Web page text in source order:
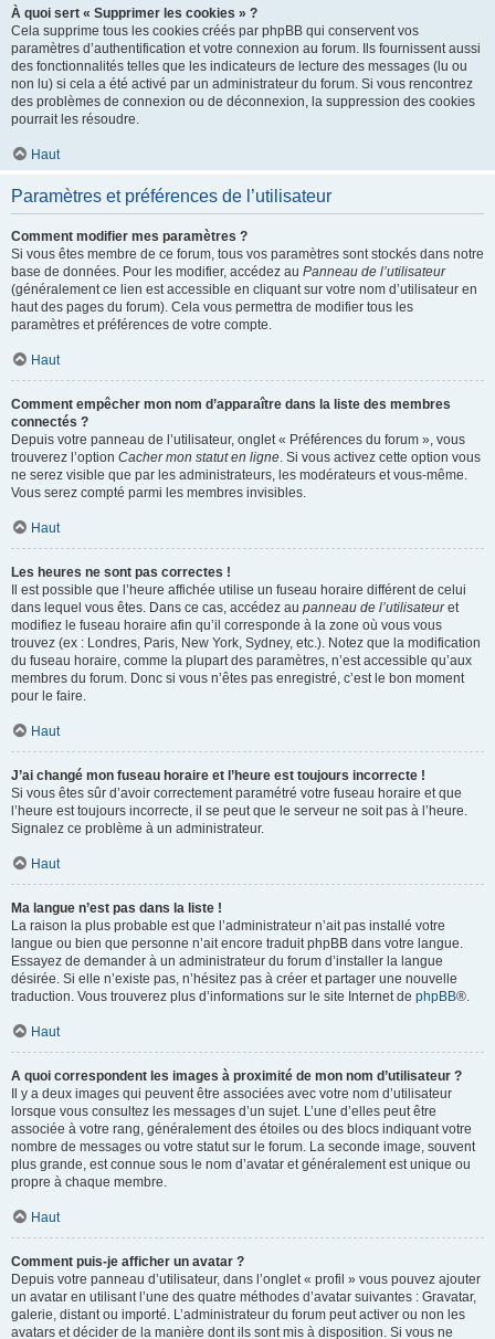
À quoi sert « Supprimer les cookies » ?
Cela supprime tous les cookies créés par phpBB qui conservent vos
paramètres d’authentification et votre connexion au forum. Ils fournissent aussi
des fonctionnalités telles que les indicateurs de lecture des messages (lu ou
non lu) si cela a été activé par un administrateur du forum. Si vous rencontrez
des problèmes de connexion ou de déconnexion, la suppression des cookies
pourrait les résoudre.
Haut
Paramètres et préférences de l’utilisateur
Comment modifier mes paramètres ?
Si vous êtes membre de ce forum, tous vos paramètres sont stockés dans notre
base de données. Pour les modifier, accédez au Panneau de l’utilisateur
(généralement ce lien est accessible en cliquant sur votre nom d’utilisateur en
haut des pages du forum). Cela vous permettra de modifier tous les
paramètres et préférences de votre compte.
Haut
Comment empêcher mon nom d’apparaître dans la liste des membres
connectés ?
Depuis votre panneau de l’utilisateur, onglet « Préférences du forum », vous
trouverez l’option Cacher mon statut en ligne. Si vous activez cette option vous
ne serez visible que par les administrateurs, les modérateurs et vous-même.
Vous serez compté parmi les membres invisibles.
Haut
Les heures ne sont pas correctes !
Il est possible que l’heure affichée utilise un fuseau horaire différent de celui
dans lequel vous êtes. Dans ce cas, accédez au panneau de l’utilisateuret
modifiez le fuseau horaire afin qu’il corresponde à la zone où vous vous
trouvez (ex : Londres, Paris, New York, Sydney, etc.). Notez que la modification
du fuseau horaire, comme la plupart des paramètres, n’est accessible qu’aux
membres du forum. Donc si vous n’êtes pas enregistré, c’est le bon moment
pour le faire.
Haut
J’ai changé mon fuseau horaire et l’heure est toujours incorrecte !
Si vous êtes sûr d’avoir correctement paramétré votre fuseau horaire et que
l’heure est toujours incorrecte, il se peut que le serveur ne soit pas à l’heure.
Signalez ce problème à un administrateur.
Haut
Ma langue n’est pas dans la liste !
La raison la plus probable est que l’administrateur n’ait pas installé votre
langue ou bien que personne n’ait encore traduit phpBB dans votre langue.
Essayez de demander à un administrateur du forum d’installer la langue
désirée. Si elle n’existe pas, n’hésitez pas à créer et partager une nouvelle
traduction. Vous trouverez plus d’informations sur le site Internet de phpBB®.
Haut
A quoi correspondent les images à proximité de mon nom d’utilisateur ?
Il y a deux images qui peuvent être associées avec votre nom d’utilisateur
lorsque vous consultez les messages d’un sujet. L’une d’elles peut être
associée à votre rang, généralement des étoiles ou des blocs indiquant votre
nombre de messages ou votre statut sur le forum. La seconde image, souvent
plus grande, est connue sous le nom d’avatar et généralement est unique ou
propre à chaque membre.
Haut
Comment puis-je afficher un avatar ?
Depuis votre panneau d’utilisateur, dans l’onglet « profil » vous pouvez ajouter
un avatar en utilisant l’une des quatre méthodes d’avatar suivantes : Gravatar,
galerie, distant ou importé. L’administrateur du forum peut activer ou non les
avatars et décider de la manière dont ils sont mis à disposition. Si vous ne